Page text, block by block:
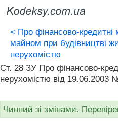
< Про фінансово-кредитні
майном при будівництві
нерухомістю
Ст. 28 ЗУ Про фінансово-
нерухомістю від 19.06.2003
Чинний зі змінами.